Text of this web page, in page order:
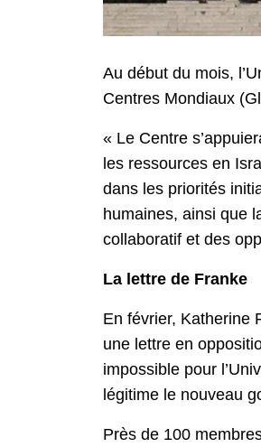
Au début du mois,
Centres Mondiaux
« Le Centre
les ressources en
dans les priorités
humaines, ainsi que
collaboratif et des
La lettre de Franke
En février, Katherine
une lettre en
impossible pour
légitime le nouveau
Près de 100